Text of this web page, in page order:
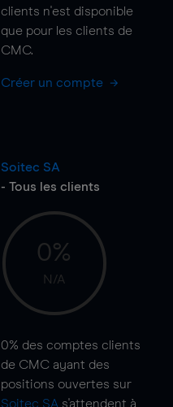
clients n'est disponible
que pour les clients de
CMC.
Créer un compte
Soitec SA
- Tous les clients
0%
N/A
0% des comptes clients
de CMC ayant des
positions ouvertes sur
Soitec SA s'attendent à